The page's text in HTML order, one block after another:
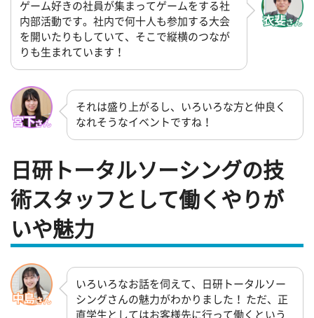
ゲーム好きの社員が集まってゲームをする社
内部活動です。社内で何十人も参加する大会
を開いたりもしていて、そこで縦横のつなが
りも生まれています！
それは盛り上がるし、いろいろな方と仲良く
なれそうなイベントですね！
日研トータルソーシングの技
術スタッフとして働くやりが
いや魅力
いろいろなお話を伺えて、日研トータルソー
シングさんの魅力がわかりました！ ただ、正
直学生としてはお客様先に行って働くという